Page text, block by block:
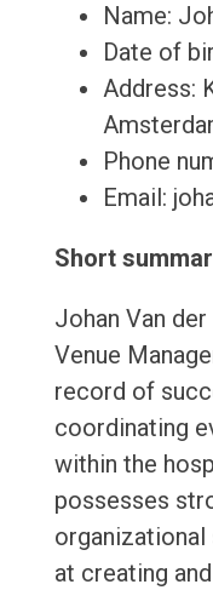
Name:
Date of
Address:
Phone
Email:
Short
Johan Van
Venue
record of
coordinating
within the
possesses
organizational
at creating